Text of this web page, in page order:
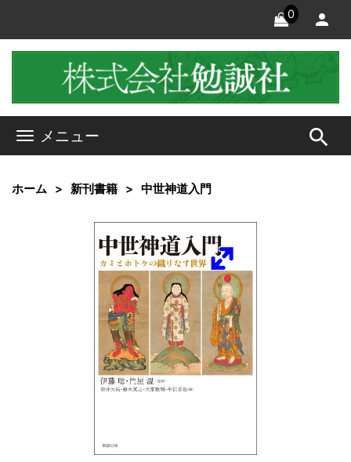
0
メニュー search
ホーム 新刊書籍 中世神道入門